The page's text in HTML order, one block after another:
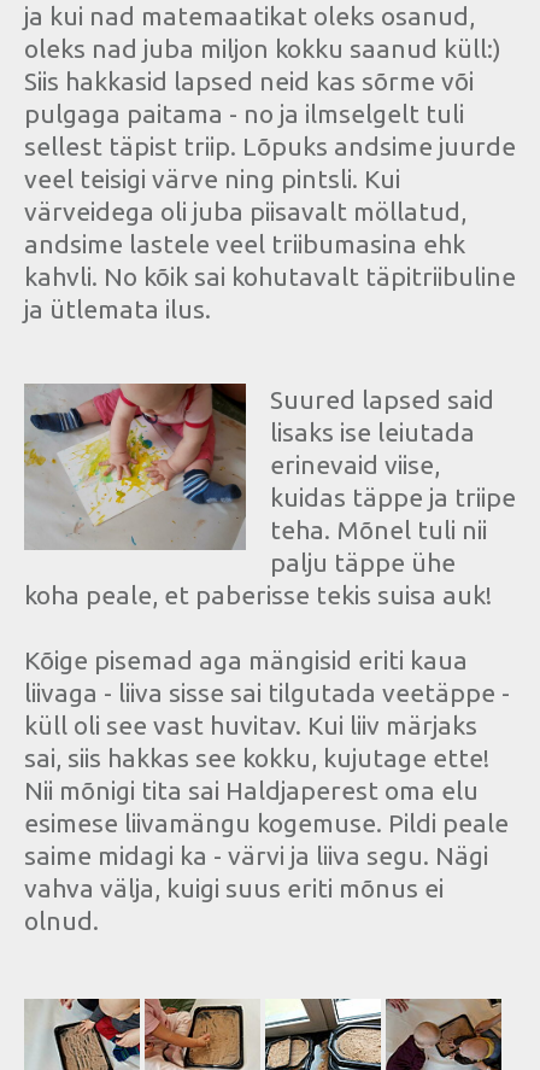
ja kui nad matemaatikat oleks osanud,
oleks nad juba miljon kokku saanud küll:)
Siis hakkasid lapsed neid kas sõrme või
pulgaga paitama - no ja ilmselgelt tuli
sellest täpist triip. Lõpuks andsime juurde
veel teisigi värve ning pintsli. Kui
värveidega oli juba piisavalt möllatud,
andsime lastele veel triibumasina ehk
kahvli. No kõik sai kohutavalt täpitriibuline
ja ütlemata ilus.
Suured lapsed said
lisaks ise leiutada
erinevaid viise,
kuidas täppe ja triipe
teha. Mõnel tuli nii
palju täppe ühe
koha peale, et paberisse tekis suisa auk!
Kõige pisemad aga mängisid eriti kaua
liivaga - liiva sisse sai tilgutada veetäppe -
küll oli see vast huvitav. Kui liiv märjaks
sai, siis hakkas see kokku, kujutage ette!
Nii mõnigi tita sai Haldjaperest oma elu
esimese liivamängu kogemuse. Pildi peale
saime midagi ka - värvi ja liiva segu. Nägi
vahva välja, kuigi suus eriti mõnus ei
olnud.